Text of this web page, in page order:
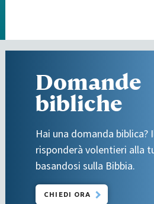
Domande
bibliche
Hai una domanda
risponderà volentieri alla
basandosi sulla Bibbia.
CHIEDI ORA